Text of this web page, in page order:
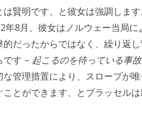
賢明です、と彼女は強調しま
年8月、彼女はノルウェー当局
だったからではなく、繰り返
です – 起こるのを待っている事故
管理措置により、スロープが
とができます、とブラッセルは